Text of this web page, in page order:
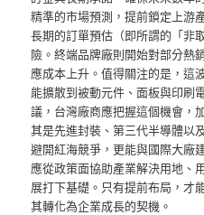
精準的市場預測，提前鎖定上游
長期的訂單預估（即所謂的「非
險。終端品牌廠則開始對部分熱
應成本上升。值得關注的是，這
能擴散到被動元件、面板與印刷
議，台灣廠商應把握這個機會，
其是先進封裝、第三代半導體以
避開紅海競爭，更能與國際大廠
應從政策面協助產業解決用地、
展打下基礎。只有提前布局，才
其轉化為企業成長的契機。